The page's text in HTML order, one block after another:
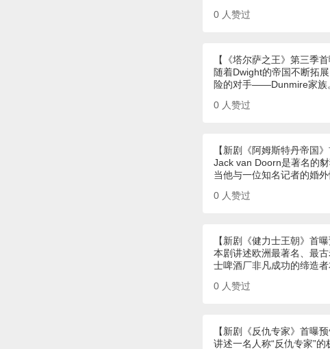
0 人赞过
【《塔尔萨之王》第三季
随着Dwight的帝国不断拓
险的对手——Dunmire家族
0 人赞过
【新剧《阿姆斯特丹帝国
Jack van Doorn是著名的
当他与一位知名记者的婚
0 人赞过
【新剧《健力士王朝》首曝
本剧讲述欧洲最著名、最
士啤酒厂非凡成功的缔造
0 人赞过
【新剧《反仇专家》首曝预
讲述一名人称“反仇专家”